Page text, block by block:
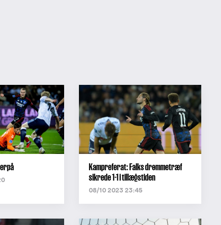
Kampreferat: Falks drømmetræf
sikrede 1-1 i tillægstiden
08/10 2023 23:45